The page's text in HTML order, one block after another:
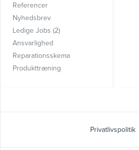
Referencer
Nyhedsbrev
Ledige Jobs (2)
Ansvarlighed
Reparationsskema
Produkttræning
Privatlivspolitik